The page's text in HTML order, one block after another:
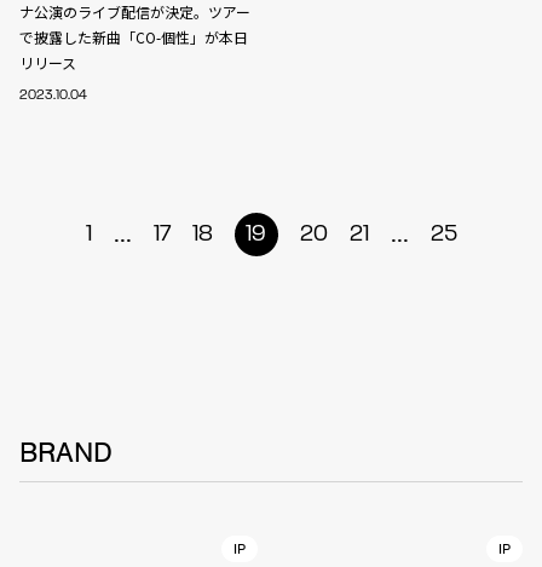
ナ公演のライブ配信が決定。ツアー
で披露した新曲「CO-個性」が本日
リリース
2023.10.04
1 ... 17 18 19 20 21 ... 25
BRAND
IP IP